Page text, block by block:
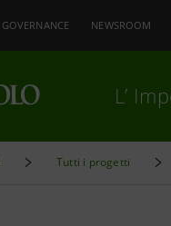
GOVERNANCE NEWSROOM
L’
Tutti i progetti